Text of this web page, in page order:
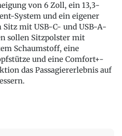
von 6 Zoll, ein 13,3-
System und ein eigener
Sitz mit USB-C- und USB-A-
sollen Sitzpolster mit
Schaumstoff, eine
und eine Comfort+-
das Passagiererlebnis auf